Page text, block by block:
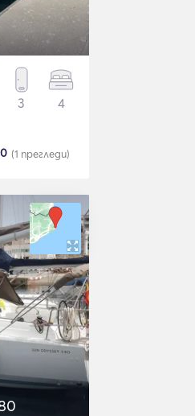
3 4
(1 прегледи)